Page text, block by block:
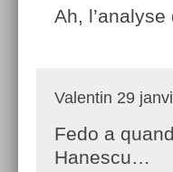
Ah,
Valentin 29
Fedo a
Hanescu…